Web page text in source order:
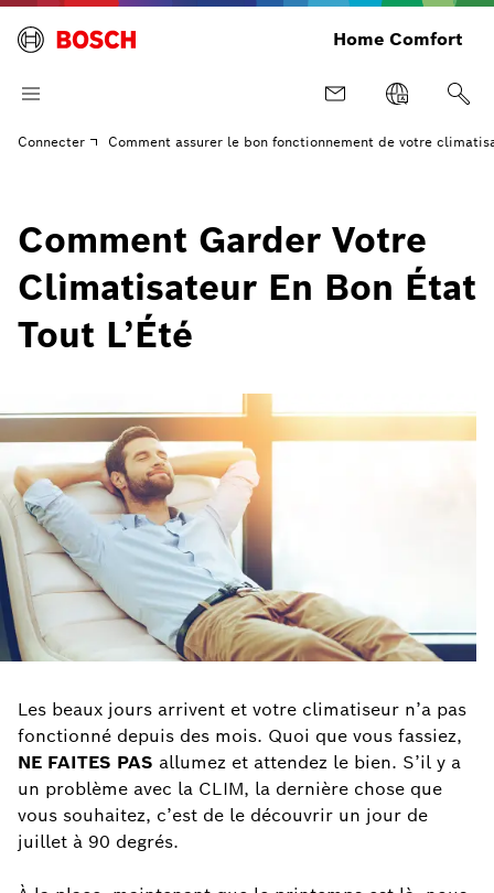
Home Comfort
Connecter Comment assurer le bon fonctionnement de votre
Comment Garder Votre
Climatisateur En Bon État
Tout L’Été
Les beaux jours arrivent et votre climatiseur n’a pas
fonctionné depuis des mois. Quoi que vous fassiez,
NE FAITES PAS allumez et attendez le bien. S’il y a
un problème avec la CLIM, la dernière chose que
vous souhaitez, c’est de le découvrir un jour de
juillet à 90 degrés.